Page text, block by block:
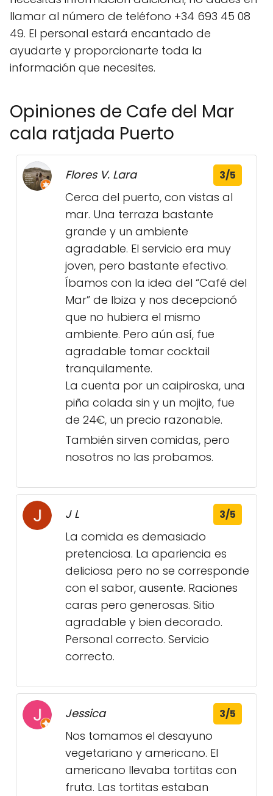
llamar al número de teléfono +34 693 45 08
49. El personal estará encantado de
ayudarte y proporcionarte toda la
información que necesites.
Opiniones de Cafe del Mar
cala ratjada Puerto
Flores V. Lara 3/5
Cerca del puerto, con vistas al
mar. Una terraza bastante
grande y un ambiente
agradable. El servicio era muy
joven, pero bastante efectivo.
Íbamos con la idea del “Café del
Mar” de Ibiza y nos decepcionó
que no hubiera el mismo
ambiente. Pero aún así, fue
agradable tomar cocktail
tranquilamente.
La cuenta por un caipiroska, una
piña colada sin y un mojito, fue
de 24€, un precio razonable.
También sirven comidas, pero
nosotros no las probamos.
J L 3/5
La comida es demasiado
pretenciosa. La apariencia es
deliciosa pero no se corresponde
con el sabor, ausente. Raciones
caras pero generosas. Sitio
agradable y bien decorado.
Personal correcto. Servicio
correcto.
Jessica 3/5
Nos tomamos el desayuno
vegetariano y americano. El
americano llevaba tortitas con
fruta. Las tortitas estaban